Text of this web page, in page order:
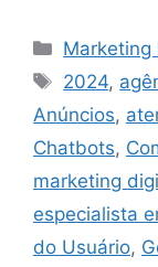
Categorias
Marketing
Tags
2024,
Anúncios,
Chatbots,
marketing
especialista
do Usuário,